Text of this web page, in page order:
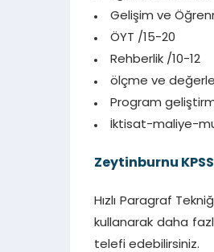
Gelişim ve
ÖYT /15-20
Rehberlik /10-12
ölçme ve
Program
İktisat-maliye-
Zeytinburnu
Hızlı Paragraf
kullanarak daha
telefi edebilirsiniz.